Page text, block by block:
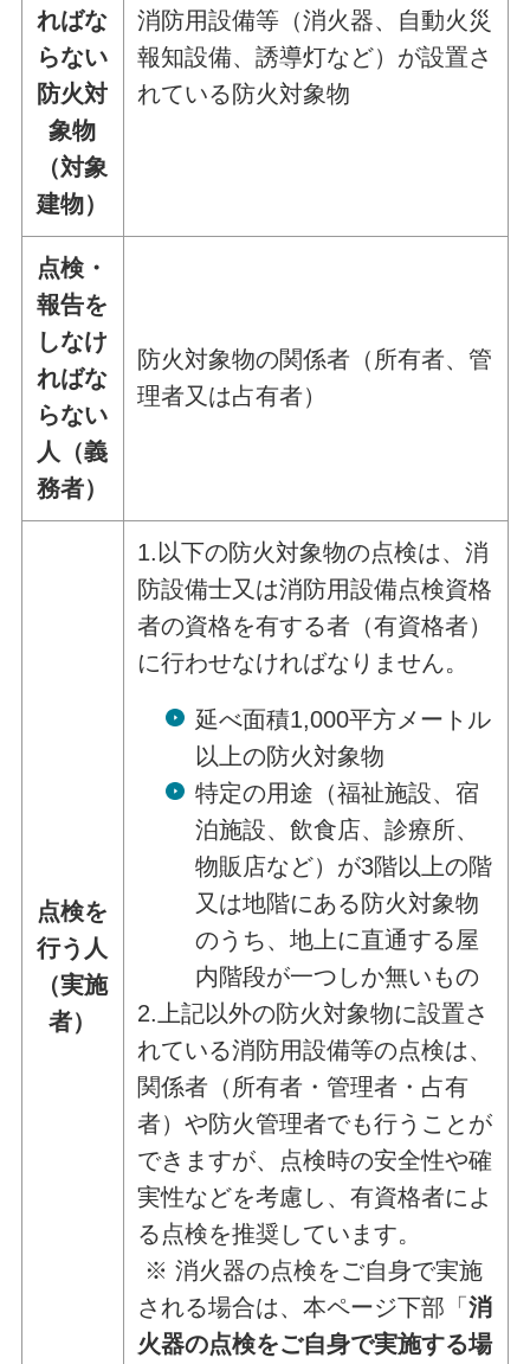
ればな
らない
防火対
象物
（対象
建物）
消防用設備等（消火器、自動火災
報知設備、誘導灯など）が設置さ
れている防火対象物
点検・
報告を
しなけ
ればな
らない
人（義
務者）
防火対象物の関係者（所有者、管
理者又は占有者）
点検を
行う人
（実施
者）
1.以下の防火対象物の点検は、消
防設備士又は消防用設備点検資格
者の資格を有する者（有資格者）
に行わせなければなりません。
延べ面積1,000平方メートル
以上の防火対象物
特定の用途（福祉施設、宿
泊施設、飲食店、診療所、
物販店など）が3階以上の階
又は地階にある防火対象物
のうち、地上に直通する屋
内階段が一つしか無いもの
2.上記以外の防火対象物に設置さ
れている消防用設備等の点検は、
関係者（所有者・管理者・占有
者）や防火管理者でも行うことが
できますが、点検時の安全性や確
実性などを考慮し、有資格者によ
る点検を推奨しています。
※ 消火器の点検をご自身で実施
される場合は、本ページ下部「消
火器の点検をご自身で実施する場